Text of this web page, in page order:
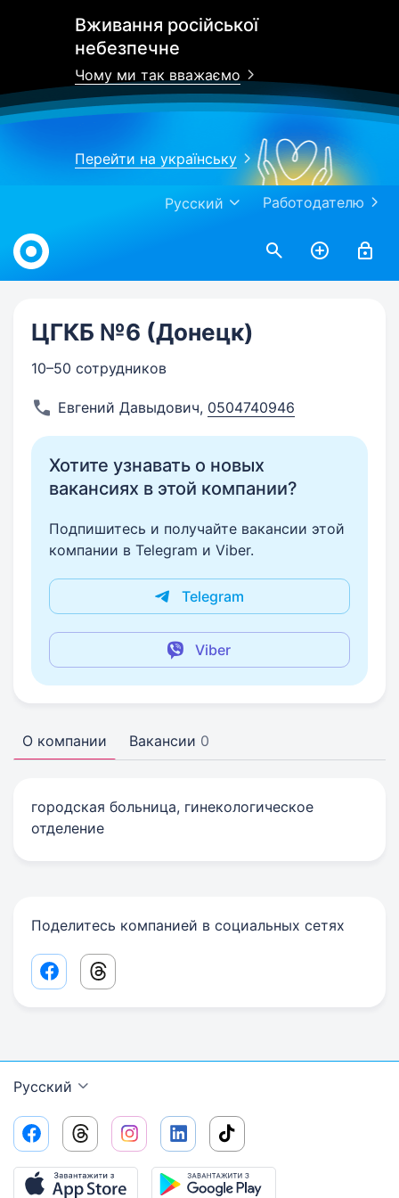
Вживання російської
небезпечне
Чому ми так вважаємо
Перейти на українську
Работодателю
Русский
Work.ua
ЦГКБ №6 (Донецк)
10–50 сотрудников
Евгений Давыдович, 0504740946
Хотите узнавать о новых
вакансиях в этой компании?
Подпишитесь и получайте вакансии этой
компании в Telegram и Viber.
Telegram
Viber
О компании Вакансии 0
городская больница, гинекологическое
отделение
Поделитесь компанией в социальных сетях
Facebook share link
Threads share link
Русский